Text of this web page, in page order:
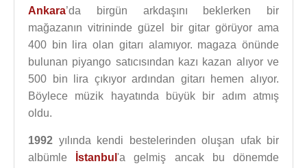
Ankara’da birgün arkdaşını beklerken bir
mağazanın vitrininde güzel bir gitar görüyor ama
400 bin lira olan gitarı alamıyor. magaza önünde
bulunan piyango satıcısından kazı kazan alıyor ve
500 bin lira çıkıyor ardından gitarı hemen alıyor.
Böylece müzik hayatında büyük bir adım atmış
oldu.
1992 yılında kendi bestelerinden oluşan ufak bir
albümle
İstanbul 'a gelmiş ancak bu dönemde